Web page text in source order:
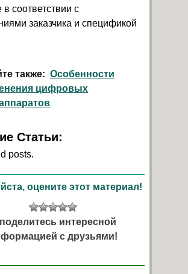
соответствии с
заказчика и спецификой
также: Особенности
цифровых
Статьи:
posts.
оцените этот материал!
интересной
с друзьями!